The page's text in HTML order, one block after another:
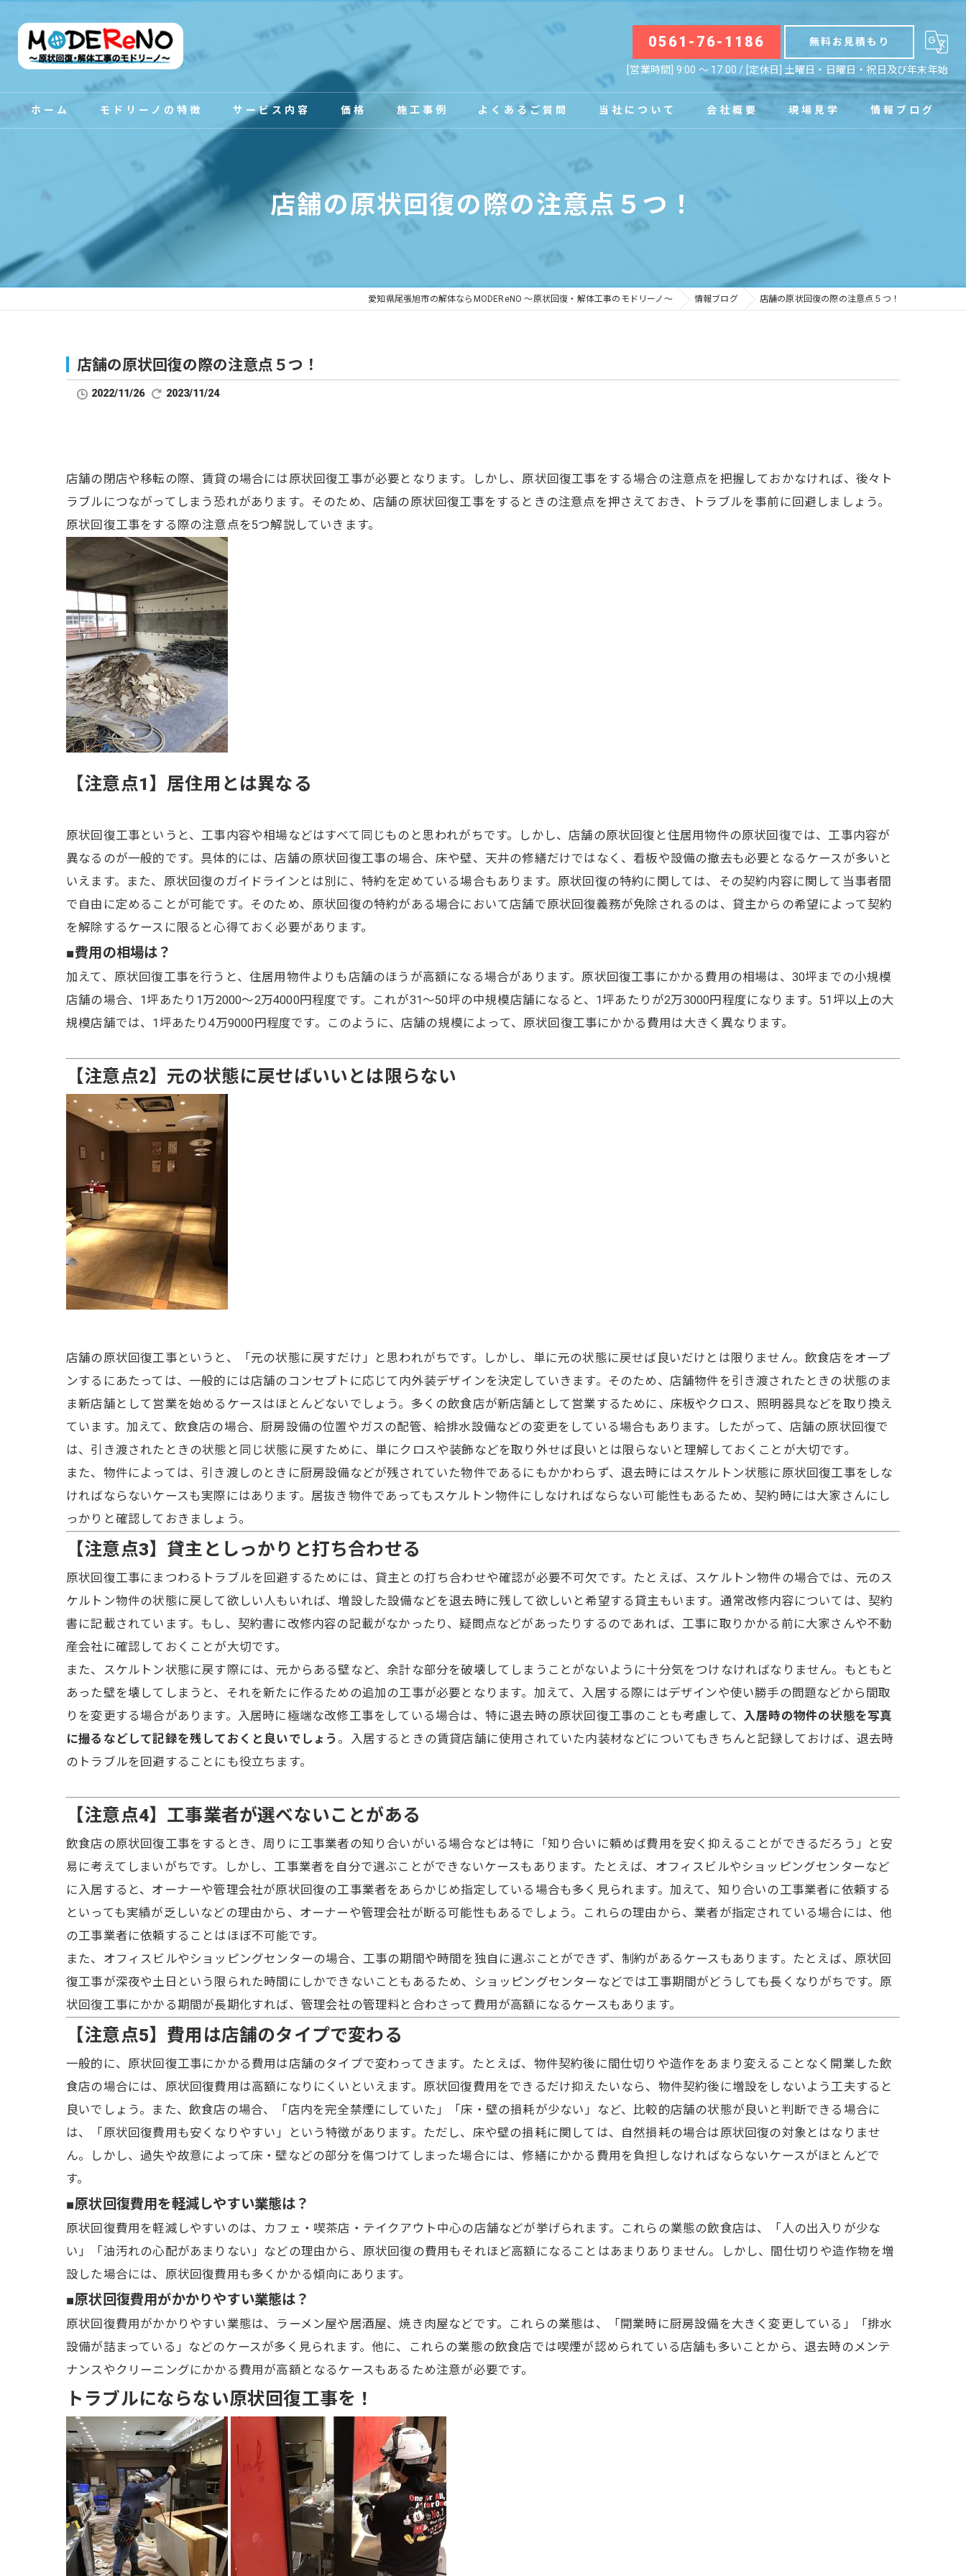
0561-76-1186 無料お見積もり
[営業時間] 9:00 〜 17:00 / [定休日] 土曜日・日曜日・祝日及び年末年始
ホーム モドリーノの特徴 サービス内容 価格 施工事例 よくあるご質問 当社について
事務所
工場
会社概要 現場見学 情報ブログ
店舗の原状回復の際の注意点５つ！
愛知県尾張旭市の解体ならMODEReNO ～原状回復・解体工事のモドリーノ～ 情報ブログ 店舗の原状回復の際の注意点５つ！
店舗の原状回復の際の注意点５つ！
2022/11/26 2023/11/24
店舗の閉店や移転の際、賃貸の場合には原状回復工事が必要となります。しかし、原状回復工事をする場合の注意点を把握しておかなければ、後々ト
ラブルにつながってしまう恐れがあります。そのため、店舗の原状回復工事をするときの注意点を押さえておき、トラブルを事前に回避しましょう。
原状回復工事をする際の注意点を5つ解説していきます。
【注意点1】居住用とは異なる
原状回復工事というと、工事内容や相場などはすべて同じものと思われがちです。しかし、店舗の原状回復と住居用物件の原状回復では、工事内容が
異なるのが一般的です。具体的には、店舗の原状回復工事の場合、床や壁、天井の修繕だけではなく、看板や設備の撤去も必要となるケースが多いと
いえます。また、原状回復のガイドラインとは別に、特約を定めている場合もあります。原状回復の特約に関しては、その契約内容に関して当事者間
で自由に定めることが可能です。そのため、原状回復の特約がある場合において店舗で原状回復義務が免除されるのは、貸主からの希望によって契約
を解除するケースに限ると心得ておく必要があります。
■費用の相場は？
加えて、原状回復工事を行うと、住居用物件よりも店舗のほうが高額になる場合があります。原状回復工事にかかる費用の相場は、30坪までの小規模
店舗の場合、1坪あたり1万2000～2万4000円程度です。これが31～50坪の中規模店舗になると、1坪あたりが2万3000円程度になります。51坪以上の大
規模店舗では、1坪あたり4万9000円程度です。このように、店舗の規模によって、原状回復工事にかかる費用は大きく異なります。
【注意点2】元の状態に戻せばいいとは限らない
店舗の原状回復工事というと、「元の状態に戻すだけ」と思われがちです。しかし、単に元の状態に戻せば良いだけとは限りません。飲食店をオープ
ンするにあたっては、一般的には店舗のコンセプトに応じて内外装デザインを決定していきます。そのため、店舗物件を引き渡されたときの状態のま
ま新店舗として営業を始めるケースはほとんどないでしょう。多くの飲食店が新店舗として営業するために、床板やクロス、照明器具などを取り換え
ています。加えて、飲食店の場合、厨房設備の位置やガスの配管、給排水設備などの変更をしている場合もあります。したがって、店舗の原状回復で
は、引き渡されたときの状態と同じ状態に戻すために、単にクロスや装飾などを取り外せば良いとは限らないと理解しておくことが大切です。
また、物件によっては、引き渡しのときに厨房設備などが残されていた物件であるにもかかわらず、退去時にはスケルトン状態に原状回復工事をしな
ければならないケースも実際にはあります。居抜き物件であってもスケルトン物件にしなければならない可能性もあるため、契約時には大家さんにし
っかりと確認しておきましょう。
【注意点3】貸主としっかりと打ち合わせる
原状回復工事にまつわるトラブルを回避するためには、貸主との打ち合わせや確認が必要不可欠です。たとえば、スケルトン物件の場合では、元のス
ケルトン物件の状態に戻して欲しい人もいれば、増設した設備などを退去時に残して欲しいと希望する貸主もいます。通常改修内容については、契約
書に記載されています。もし、契約書に改修内容の記載がなかったり、疑問点などがあったりするのであれば、工事に取りかかる前に大家さんや不動
産会社に確認しておくことが大切です。
また、スケルトン状態に戻す際には、元からある壁など、余計な部分を破壊してしまうことがないように十分気をつけなければなりません。もともと
あった壁を壊してしまうと、それを新たに作るための追加の工事が必要となります。加えて、入居する際にはデザインや使い勝手の問題などから間取
りを変更する場合があります。入居時に極端な改修工事をしている場合は、特に退去時の原状回復工事のことも考慮して、入居時の物件の状態を写真
に撮るなどして記録を残しておくと良いでしょう 。入居するときの賃貸店舗に使用されていた内装材などについてもきちんと記録しておけば、退去時
のトラブルを回避することにも役立ちます。
【注意点4】工事業者が選べないことがある
飲食店の原状回復工事をするとき、周りに工事業者の知り合いがいる場合などは特に「知り合いに頼めば費用を安く抑えることができるだろう」と安
易に考えてしまいがちです。しかし、工事業者を自分で選ぶことができないケースもあります。たとえば、オフィスビルやショッピングセンターなど
に入居すると、オーナーや管理会社が原状回復の工事業者をあらかじめ指定している場合も多く見られます。加えて、知り合いの工事業者に依頼する
といっても実績が乏しいなどの理由から、オーナーや管理会社が断る可能性もあるでしょう。これらの理由から、業者が指定されている場合には、他
の工事業者に依頼することはほぼ不可能です。
また、オフィスビルやショッピングセンターの場合、工事の期間や時間を独自に選ぶことができず、制約があるケースもあります。たとえば、原状回
復工事が深夜や土日という限られた時間にしかできないこともあるため、ショッピングセンターなどでは工事期間がどうしても長くなりがちです。原
状回復工事にかかる期間が長期化すれば、管理会社の管理料と合わさって費用が高額になるケースもあります。
【注意点5】費用は店舗のタイプで変わる
一般的に、原状回復工事にかかる費用は店舗のタイプで変わってきます。たとえば、物件契約後に間仕切りや造作をあまり変えることなく開業した飲
食店の場合には、原状回復費用は高額になりにくいといえます。原状回復費用をできるだけ抑えたいなら、物件契約後に増設をしないよう工夫すると
良いでしょう。また、飲食店の場合、「店内を完全禁煙にしていた」「床・壁の損耗が少ない」など、比較的店舗の状態が良いと判断できる場合に
は、「原状回復費用も安くなりやすい」という特徴があります。ただし、床や壁の損耗に関しては、自然損耗の場合は原状回復の対象とはなりませ
ん。しかし、過失や故意によって床・壁などの部分を傷つけてしまった場合には、修繕にかかる費用を負担しなければならないケースがほとんどで
す。
■原状回復費用を軽減しやすい業態は？
原状回復費用を軽減しやすいのは、カフェ・喫茶店・テイクアウト中心の店舗などが挙げられます。これらの業態の飲食店は、「人の出入りが少な
い」「油汚れの心配があまりない」などの理由から、原状回復の費用もそれほど高額になることはあまりありません。しかし、間仕切りや造作物を増
設した場合には、原状回復費用も多くかかる傾向にあります。
■原状回復費用がかかりやすい業態は？
原状回復費用がかかりやすい業態は、ラーメン屋や居酒屋、焼き肉屋などです。これらの業態は、「開業時に厨房設備を大きく変更している」「排水
設備が詰まっている」などのケースが多く見られます。他に、これらの業態の飲食店では喫煙が認められている店舗も多いことから、退去時のメンテ
ナンスやクリーニングにかかる費用が高額となるケースもあるため注意が必要です。
トラブルにならない原状回復工事を！